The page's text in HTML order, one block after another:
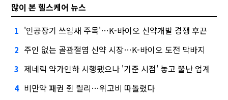
많이 본 헬스케어 뉴스
1 '인공장기 쓰임새 주목'…K-바이오 신약개발 경쟁 후끈
2 주인 없는 골관절염 신약 시장…K-바이오 도전 막바지
3 제네릭 약가인하 시행됐으나 '기준 시점' 놓고 뿔난 업계
4 비만약 패권 쥔 릴리…위고비 따돌렸다